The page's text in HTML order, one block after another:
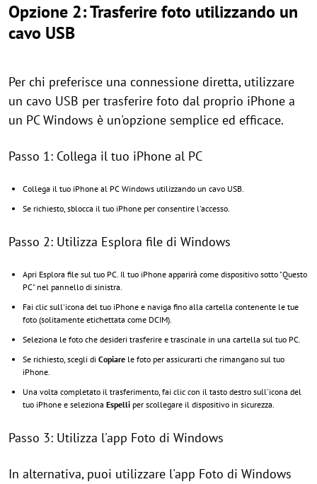
Opzione 2: Trasferire foto utilizzando un
cavo USB
Per chi preferisce una connessione diretta, utilizzare
un cavo USB per trasferire foto dal proprio iPhone a
un PC Windows è un'opzione semplice ed efficace.
Passo 1: Collega il tuo iPhone al PC
Collega il tuo iPhone al PC Windows utilizzando un cavo USB.
Se richiesto, sblocca il tuo iPhone per consentire l'accesso.
Passo 2: Utilizza Esplora file di Windows
Apri Esplora file sul tuo PC. Il tuo iPhone apparirà come dispositivo sotto "Questo
PC" nel pannello di sinistra.
Fai clic sull'icona del tuo iPhone e naviga fino alla cartella contenente le tue
foto (solitamente etichettata come DCIM).
Seleziona le foto che desideri trasferire e trascinale in una cartella sul tuo PC.
Se richiesto, scegli di Copiare le foto per assicurarti che rimangano sul tuo
iPhone.
Una volta completato il trasferimento, fai clic con il tasto destro sull'icona del
tuo iPhone e seleziona Espelli per scollegare il dispositivo in sicurezza.
Passo 3: Utilizza l'app Foto di Windows
In alternativa, puoi utilizzare l'app Foto di Windows